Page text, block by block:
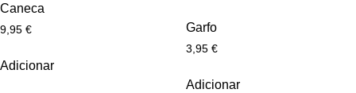
Caneca
9,95 €
Adicionar
Garfo
3,95 €
Adicionar